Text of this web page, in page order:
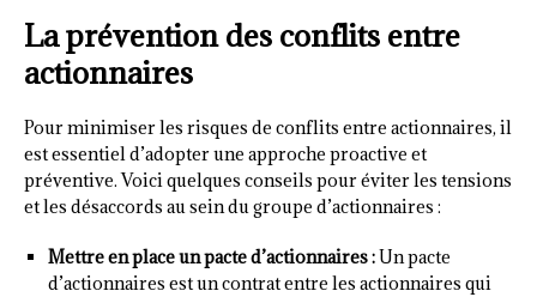
La prévention des conflits entre
actionnaires
Pour minimiser les risques de conflits entre actionnaires, il
est essentiel d’adopter une approche proactive et
préventive. Voici quelques conseils pour éviter les tensions
et les désaccords au sein du groupe d’actionnaires :
Mettre en place un pacte d’actionnaires :Un pacte
d’actionnaires est un contrat entre les actionnaires qui